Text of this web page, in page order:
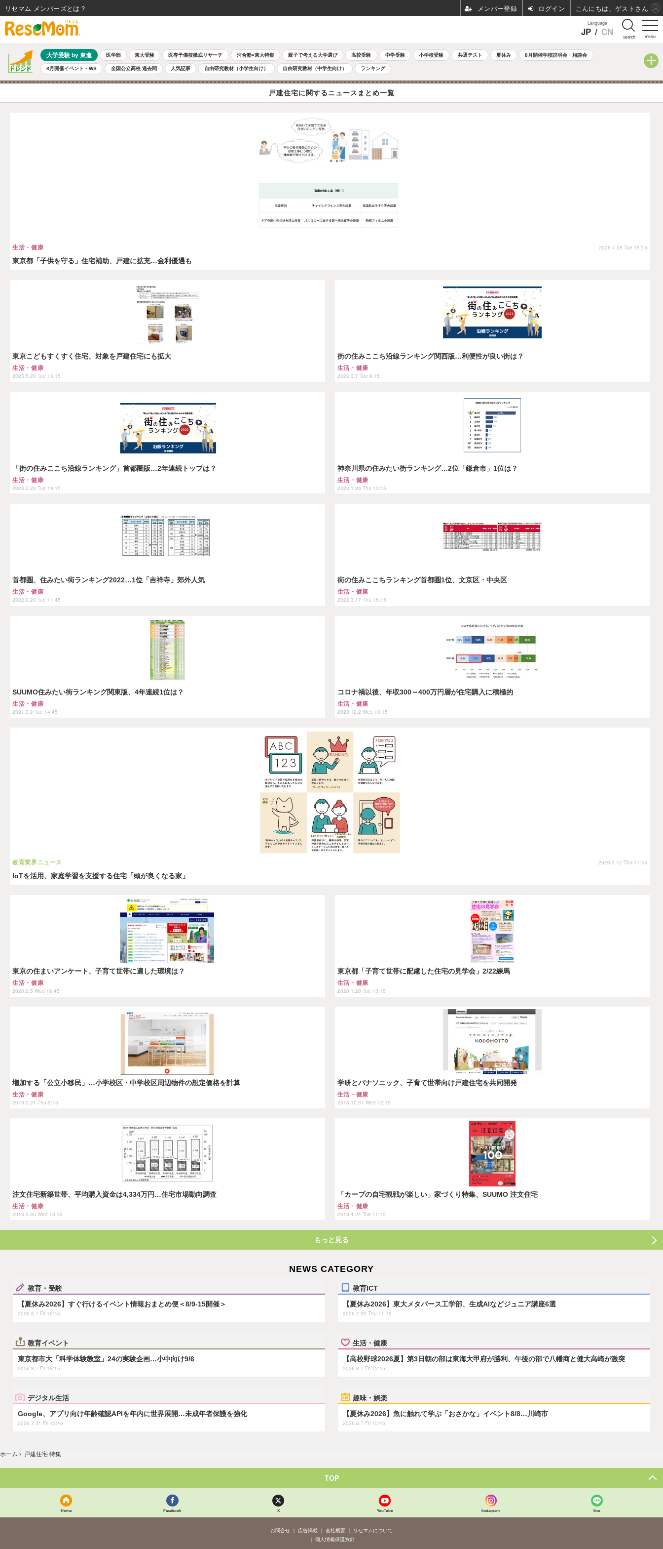
menu
Language
JP / CN search
大学受験 by 東進 医学部 東大受験 医専予備校徹底リサーチ 河合塾×東大特集 親子で考える大学選び 高校受験 中学受験 小学校受験 共通テスト 夏休み 8月開催学校説明会・相談会
8月開催イベント・WS 全国公立高校 過去問 人気記事 自由研究教材（小学生向け） 自由研究教材（中学生向け） ランキング
戸建住宅に関するニュースまとめ一覧
東京都「子供を守る」住宅補助、戸建に拡充…金利優遇も
生活・健康 2026.4.28 Tue 15:15
東京こどもすくすく住宅、対象を戸建住宅にも拡大
生活・健康
2025.5.20 Tue 13:15
街の住みここち沿線ランキング関西版…利便性が良い街は？
生活・健康
2023.3.7 Tue 9:15
「街の住みここち沿線ランキング」首都圏版…2年連続トップは？
生活・健康
2023.2.28 Tue 19:15
神奈川県の住みたい街ランキング…2位「鎌倉市」1位は？
生活・健康
2023.1.26 Thu 13:15
首都圏、住みたい街ランキング2022…1位「吉祥寺」郊外人気
生活・健康
2022.9.20 Tue 11:45
街の住みここちランキング首都圏1位、文京区・中央区
生活・健康
2022.3.17 Thu 16:15
SUUMO住みたい街ランキング関東版、4年連続1位は？
生活・健康
2021.3.9 Tue 14:45
コロナ禍以後、年収300～400万円層が住宅購入に積極的
生活・健康
2020.12.2 Wed 10:15
IoTを活用、家庭学習を支援する住宅「頭が良くなる家」
教育業界ニュース 2020.3.12 Thu 11:45
東京の住まいアンケート、子育て世帯に適した環境は？
生活・健康
2020.2.5 Wed 16:45
東京都「子育て世帯に配慮した住宅の見学会」2/22練馬
生活・健康
2020.1.28 Tue 13:15
増加する「公立小移民」…小学校区・中学校区周辺物件の想定価格を計算
生活・健康
2019.2.21 Thu 9:15
学研とパナソニック、子育て世帯向け戸建住宅を共同開発
生活・健康
2018.10.31 Wed 12:15
注文住宅新築世帯、平均購入資金は4,334万円…住宅市場動向調査
生活・健康
2018.5.30 Wed 18:15
「カープの自宅観戦が楽しい」家づくり特集、SUUMO 注文住宅
生活・健康
2018.4.24 Tue 11:15
もっと見る
NEWS CATEGORY
教育・受験
【夏休み2026】すぐ行けるイベント情報おまとめ便＜8/9-15開催＞
2026.8.7 Fri 19:45
教育ICT
【夏休み2026】東大メタバース工学部、生成AIなどジュニア講座6選
2026.7.30 Thu 11:15
教育イベント
東京都市大「科学体験教室」24の実験企画…小中向け9/6
2026.8.7 Fri 18:15
生活・健康
【高校野球2026夏】第3日朝の部は東海大甲府が勝利、午後の部で八幡商と健大高崎が激突
2026.8.7 Fri 12:45
デジタル生活
Google、アプリ向け年齢確認APIを年内に世界展開…未成年者保護を強化
2026.7.31 Fri 13:45
趣味・娯楽
【夏休み2026】魚に触れて学ぶ「おさかな」イベント8/8…川崎市
2026.8.7 Fri 10:45
ホーム › 戸建住宅 特集
TOP
Home Facebook X YouTube Instagram line
お問合せ 広告掲載 会社概要
リセマムについて
個人情報保護方針
リセマム メンバーズ ログイン こんにちは、ゲストさん